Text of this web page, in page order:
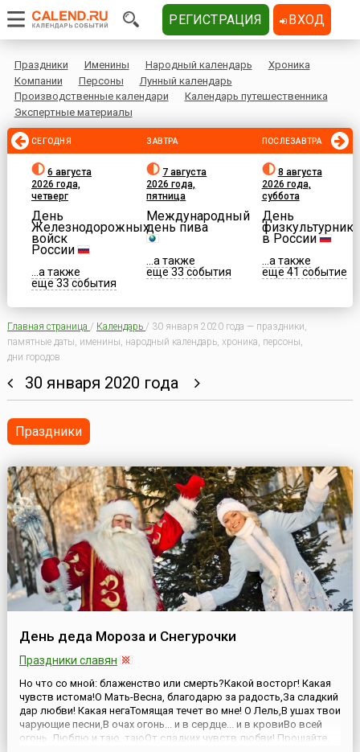
Праздники Именины Народный календарь
Хроника
Компании
Персоны
Лунный календарь
Производственные календари
Календарь путешественника
Экспертные материалы
СЕГОДНЯ
6 августа
2026 года,
четверг
День
Железнодорожных
войск
России
...а также
еще 33 события
ЗАВТРА
7 августа
2026 года,
пятница
Международный
день пива
...а также
еще 33 события
ПОСЛЕЗАВТРА
8 августа
2026 года,
суббота
День
физкультурника
в России
...а также
еще 41 событие
Главная страница / Календарь / 30 января 2020 года — праздники,
памятные даты, именины, народный календарь, хроника, персоны,
дни городов
30 января 2020 года
Праздники
День деда Мороза и Снегурочки
Праздники славян
Но что со мной: блаженство или смерть?Какой восторг! Какая
чувств истома!О Мать-Весна, благодарю за радость,За сладкий
дар любви! Какая негаТомящая течет во мне! О Лель,В ушах твои
чарующие песни,В очах огонь... и в сердце... и в кровиВо всей
огонь. Люблю и таю, таюОт сладких чувств любви! Прощайте,
РЕГИСТРАЦИЯ ВХОД